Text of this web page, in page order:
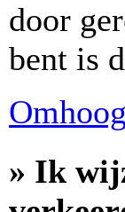
door
bent is
Omhoog
» Ik